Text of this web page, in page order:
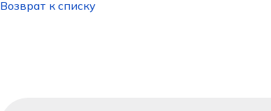
Возврат к списку